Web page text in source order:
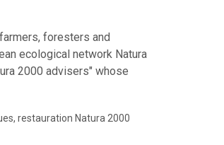
foresters and
ecological network Natura
2000 advisers" whose
restauration Natura 2000